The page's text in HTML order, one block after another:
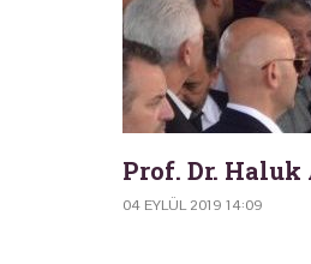
Prof. Dr.
04 EYLÜL 2019 14:09